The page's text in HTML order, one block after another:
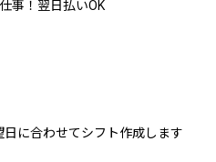
事！翌日払いOK
に合わせてシフト作成します